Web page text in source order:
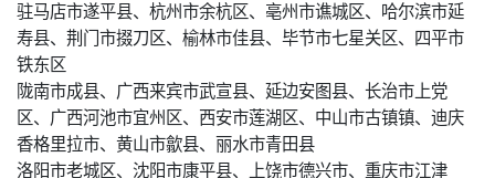
驻马店市遂平县、杭州市余杭区、亳州市谯城区、哈尔滨市延
寿县、荆门市掇刀区、榆林市佳县、毕节市七星关区、四平市
铁东区
陇南市成县、广西来宾市武宣县、延边安图县、长治市上党
区、广西河池市宜州区、西安市莲湖区、中山市古镇镇、迪庆
香格里拉市、黄山市歙县、丽水市青田县
洛阳市老城区、沈阳市康平县、上饶市德兴市、重庆市江津